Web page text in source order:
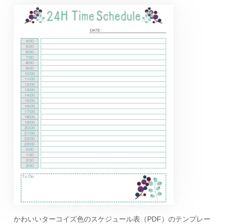
かわいいターコイズ色のスケジュール表（PDF）のテンプレー